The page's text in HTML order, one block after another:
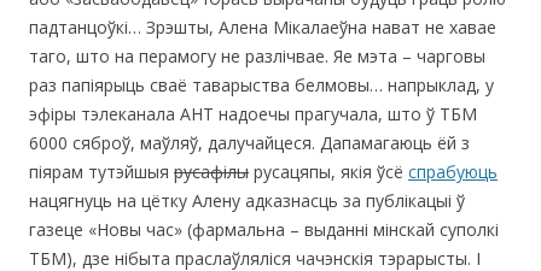
падтанцоўкі… Зрэшты, Алена Мікалаеўна нават не хавае
таго, што на перамогу не разлічвае. Яе мэта – чарговы
раз папіярыць сваё таварыства белмовы… напрыклад, у
эфіры тэлеканала АНТ надоечы прагучала, што ў ТБМ
6000 сяброў, маўляў, далучайцеся. Дапамагаюць ёй з
піярам тутэйшыя русафілы русацяпы, якія ўсё спрабуюць
нацягнуць на цётку Алену адказнасць за публікацыі ў
газеце «Новы час» (фармальна – выданні мінскай суполкі
ТБМ), дзе нібыта праслаўляліся чачэнскія тэрарысты. І